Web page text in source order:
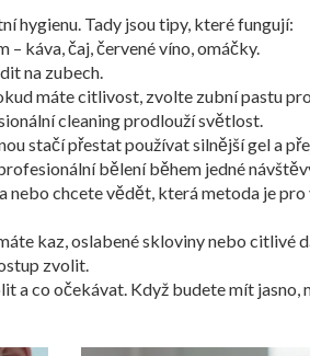
hygienu. Tady jsou tipy, které fungují:
káva, čaj, červené víno, omáčky.
na zubech.
máte citlivost, zvolte zubní pastu
cleaning prodlouží světlost.
stačí přestat používat silnější gel a
bělení během jedné
chcete vědět, která metoda je
kaz, oslabené skloviny nebo citlivé
zvolit.
a co očekávat. Když budete mít